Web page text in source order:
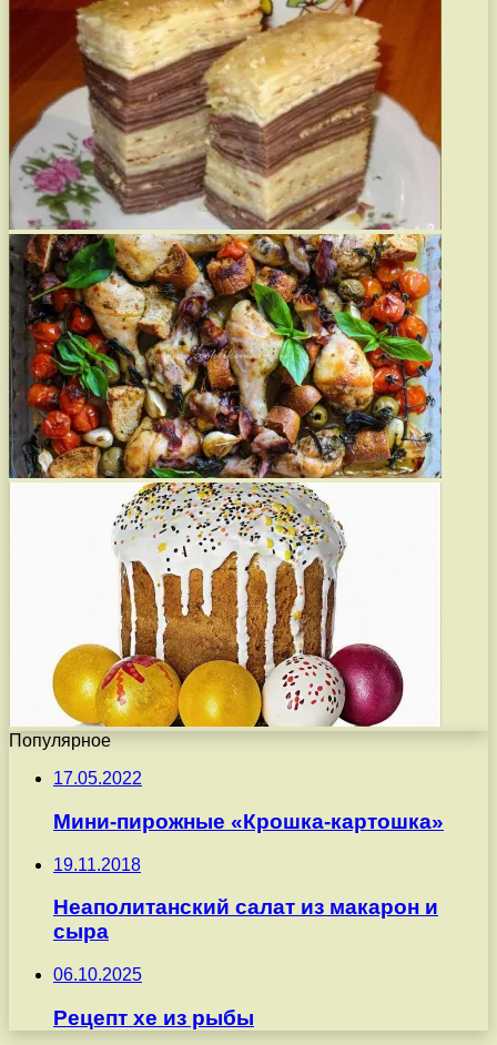
Популярное
17.05.2022
Мини-пирожные «Крошка-картошка»
19.11.2018
Неаполитанский салат из макарон и
сыра
06.10.2025
Рецепт хе из рыбы